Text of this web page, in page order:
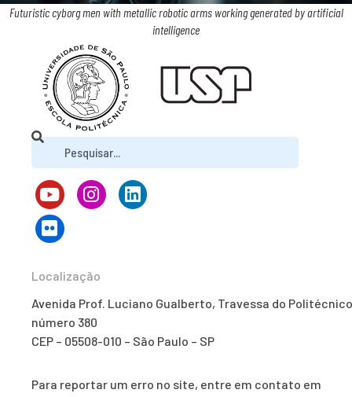
Futuristic cyborg men with metallic robotic arms working generated by artificial
intelligence
Localização
Avenida Prof. Luciano Gualberto, Travessa do
número 380
CEP – 05508-010 – São Paulo – SP
Para reportar um erro no site, entre em contato em